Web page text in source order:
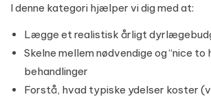
I denne kategori hjælper vi dig med at:
Lægge et realistisk årligt
Skelne mellem nødvendige og “nice to
behandlinger
Forstå, hvad typiske ydelser koster